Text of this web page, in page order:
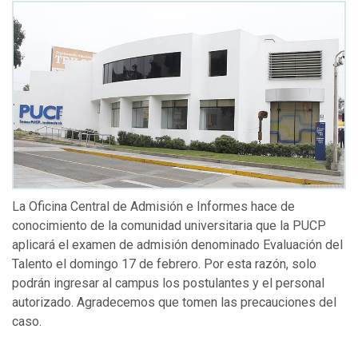
La Oficina Central de Admisión e Informes hace de
conocimiento de la comunidad universitaria que la PUCP
aplicará el examen de admisión denominado Evaluación del
Talento el domingo 17 de febrero. Por esta razón, solo
podrán ingresar al campus los postulantes y el personal
autorizado. Agradecemos que tomen las precauciones del
caso.